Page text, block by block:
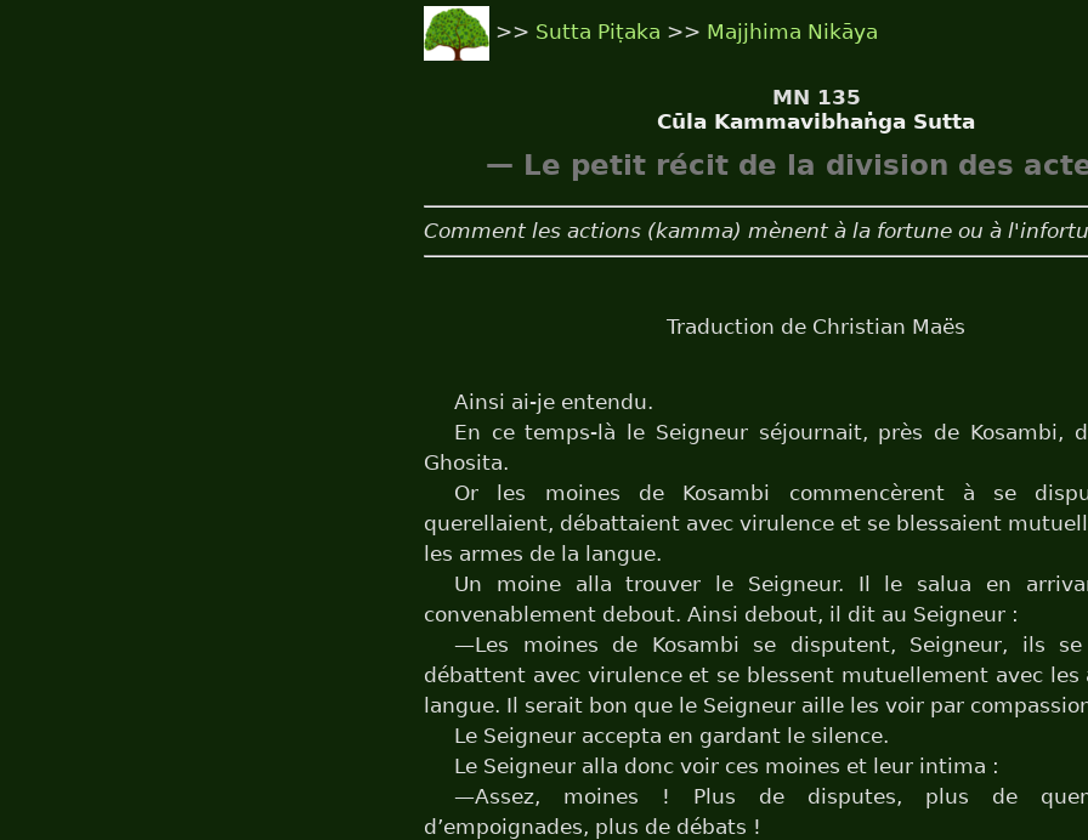
>> Sutta Piṭaka >> Majjhima Nikāya
MN 135
Cūla Kammavibhaṅga Sutta
— Le petit récit de la division des
Comment les actions (kamma) mènent à la fortune ou à
Traduction de Christian Maës
Ainsi ai-je entendu.
En ce temps-là le Seigneur séjournait, près de Kosambi,
Ghosita.
Or les moines de Kosambi commencèrent à se
querellaient, débattaient avec virulence et se blessaient
les armes de la langue.
Un moine alla trouver le Seigneur. Il le salua en
convenablement debout. Ainsi debout, il dit au Seigneur :
—Les moines de Kosambi se disputent, Seigneur, ils se
débattent avec virulence et se blessent mutuellement avec les
langue. Il serait bon que le Seigneur aille les voir par
Le Seigneur accepta en gardant le silence.
Le Seigneur alla donc voir ces moines et leur intima :
—Assez, moines ! Plus de disputes, plus de
d’empoignades, plus de débats !